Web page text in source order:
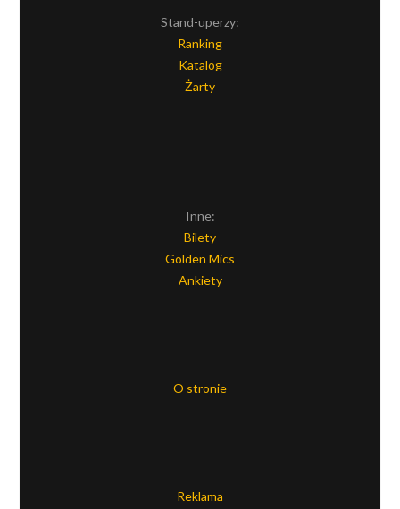
Stand-uperzy:
Ranking
Katalog
Żarty
Inne:
Bilety
Golden Mics
Ankiety
O stronie
Reklama